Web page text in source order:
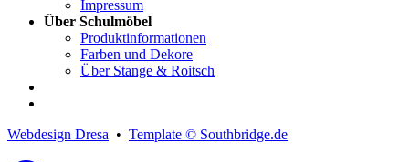
Impressum
Über Schulmöbel
Produktinformationen
Farben und Dekore
Über Stange & Roitsch
Webdesign Dresa • Template © Southbridge.de